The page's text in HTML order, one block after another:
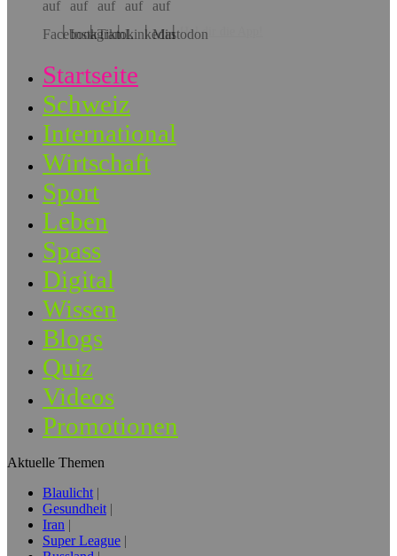
Hol dir die App!
Startseite
Schweiz
International
Wirtschaft
Sport
Leben
Spass
Digital
Wissen
Blogs
Quiz
Videos
Promotionen
Aktuelle Themen
Blaulicht
Gesundheit
Iran
Super League